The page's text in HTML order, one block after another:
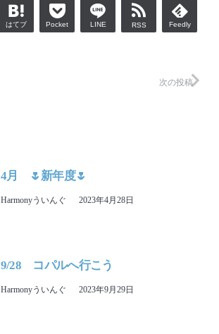
はてブ Pocket LINE RSS Feedly
次の投稿
4月 🌷新年度🌷
Harmonyういんぐ 2023年4月28日
9/28 コパルへ行こう
Harmonyういんぐ 2023年9月29日